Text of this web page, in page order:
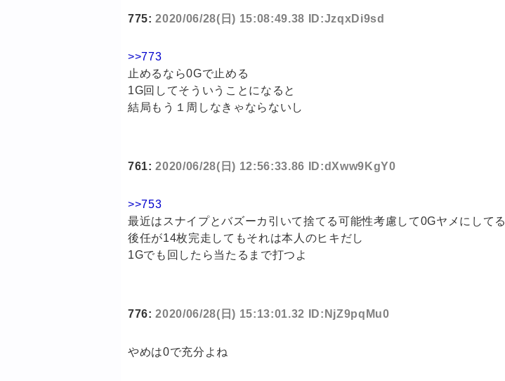
775:2020/06/28(日) 15:08:49.38 ID:JzqxDi9sd
>>773
止めるなら0Gで止める
1G回してそういうことになると
結局もう１周しなきゃならないし
761:2020/06/28(日) 12:56:33.86 ID:dXww9KgY0
>>753
最近はスナイプとバズーカ引いて捨てる可能性考慮して0Gヤメにしてる
後任が14枚完走してもそれは本人のヒキだし
1Gでも回したら当たるまで打つよ
776:2020/06/28(日) 15:13:01.32 ID:NjZ9pqMu0
やめは0で充分よね